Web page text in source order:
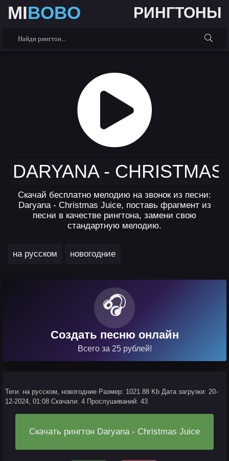
MIBOBO РИНГТОНЫ
DARYANA -
Скачай бесплатно мелодию на звонок из песни:
Daryana - Christmas Juice, поставь фрагмент из
песни в качестве рингтона, замени свою
стандартную мелодию.
на русском
новогодние
🎧
Создать песню онлайн
Всего за 25 рублей!
Теги: на русском, новогодние Размер: 1021.88 Kb Дата загрузки: 20-
12-2024, 01:08 Скачали: 4 Прослушиваний: 43
Скачать рингтон Daryana - Christmas Juice